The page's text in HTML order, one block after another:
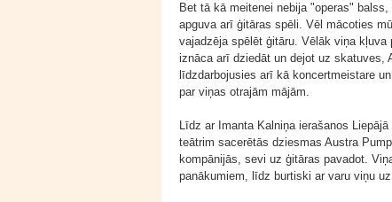
Bet tā kā meitenei nebija "operas"
apguva arī ģitāras spēli. Vēl mācoties
vajadzēja spēlēt ģitāru. Vēlāk viņa
iznāca arī dziedāt un dejot uz skatuves,
līdzdarbojusies arī kā koncertmeistare
par viņas otrajām mājām.
Līdz ar Imanta Kalniņa ierašanos
teātrim sacerētās dziesmas Austra
kompānijās, sevi uz ģitāras pavadot.
panākumiem, līdz burtiski ar varu viņu